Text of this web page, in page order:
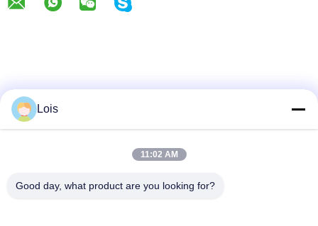
PRODUK LAINNYA
Lois
11:02 AM
Good day, what product are you looking for?